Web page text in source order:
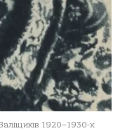
1920–1930-х